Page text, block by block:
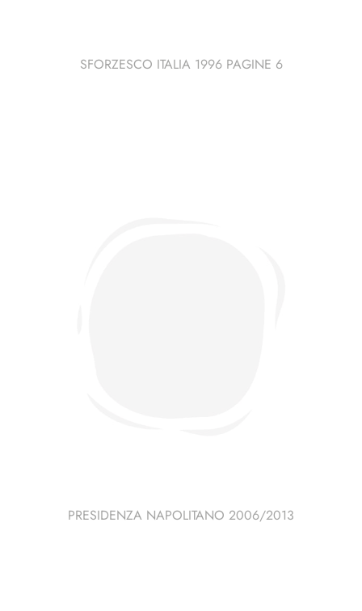
SFORZESCO ITALIA 1996 PAGINE 6
PRESIDENZA NAPOLITANO 2006/2013